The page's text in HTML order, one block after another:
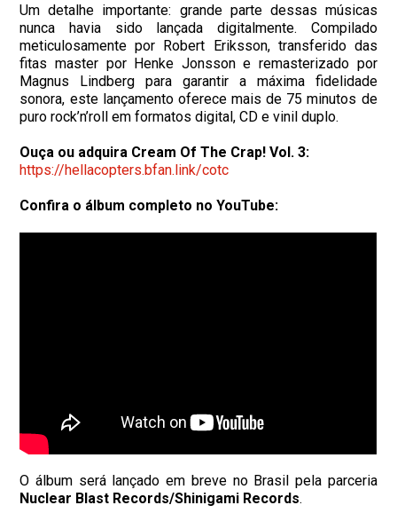
Um detalhe importante: grande parte dessas músicas
nunca havia sido lançada digitalmente. Compilado
meticulosamente por Robert Eriksson, transferido das
fitas master por Henke Jonsson e remasterizado por
Magnus Lindberg para garantir a máxima fidelidade
sonora, este lançamento oferece mais de 75 minutos de
puro rock’n’roll em formatos digital, CD e vinil duplo.
Ouça ou adquira Cream Of The Crap! Vol. 3:
https://hellacopters.bfan.link/cotc
Confira o álbum completo no YouTube:
O álbum será lançado em breve no Brasil pela parceria
Nuclear Blast Records/Shinigami Records.